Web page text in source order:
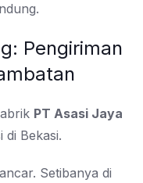
Pengiriman
PT Asasi Jaya
di Bekasi.
Setibanya di